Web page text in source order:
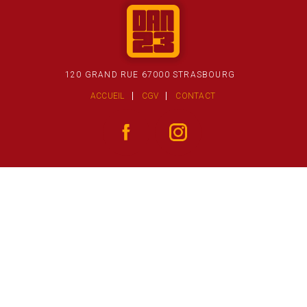
120 GRAND RUE 67000 STRASBOURG
ACCUEIL CGV CONTACT